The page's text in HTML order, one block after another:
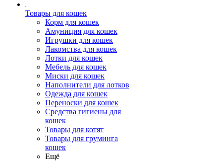
Товары для кошек
Корм для кошек
Амуниция для кошек
Игрушки для кошек
Лакомства для кошек
Лотки для кошек
Мебель для кошек
Миски для кошек
Наполнители для лотков
Одежда для кошек
Переноски для кошек
Средства гигиены для
кошек
Товары для котят
Товары для груминга
кошек
Ещё